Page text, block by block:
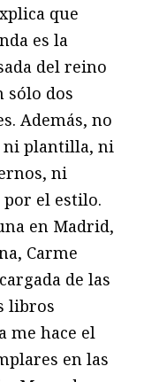
que
es la
del reino
sólo dos
Además, no
ni plantilla, ni
ni
por el estilo.
en Madrid,
Carme
de las
libros
me hace el
en las